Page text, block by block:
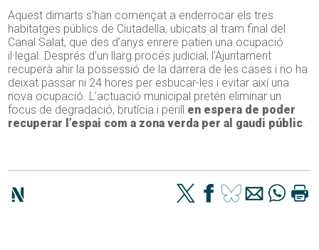
Aquest dimarts s’han començat a enderrocar els tres
habitatges públics de Ciutadella, ubicats al tram final del
Canal Salat, que des d’anys enrere patien una ocupació
il·legal. Després d’un llarg procés judicial, l’Ajuntament
recuperà ahir la possessió de la darrera de les cases i no ha
deixat passar ni 24 hores per esbucar-les i evitar així una
nova ocupació. L’actuació municipal pretén eliminar un
focus de degradació, brutícia i perill en espera de poder
recuperar l’espai com a zona verda per al gaudi públic.